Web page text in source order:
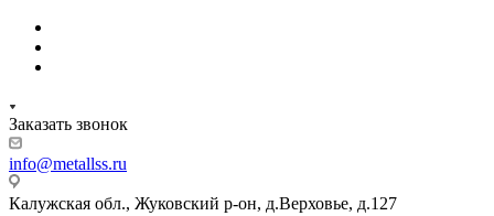
Заказать звонок
info@metallss.ru
Калужская обл., Жуковский р-он, д.Верховье, д.127